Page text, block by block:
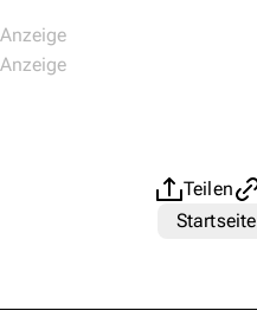
Teilen
Startseite